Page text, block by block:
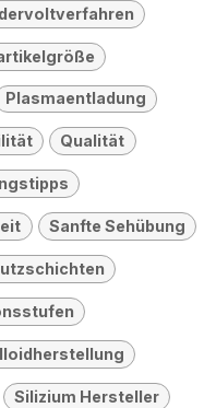
Plasmaentladung
Qualität
Sanfte Sehübung
Silizium Hersteller